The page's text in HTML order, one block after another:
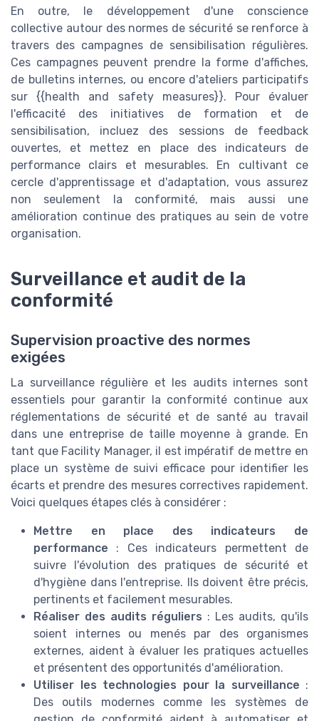
En outre, le développement d'une conscience
collective autour des normes de sécurité se renforce à
travers des campagnes de sensibilisation régulières.
Ces campagnes peuvent prendre la forme d'affiches,
de bulletins internes, ou encore d'ateliers participatifs
sur {{health and safety measures}}. Pour évaluer
l'efficacité des initiatives de formation et de
sensibilisation, incluez des sessions de feedback
ouvertes, et mettez en place des indicateurs de
performance clairs et mesurables. En cultivant ce
cercle d'apprentissage et d'adaptation, vous assurez
non seulement la conformité, mais aussi une
amélioration continue des pratiques au sein de votre
organisation.
Surveillance et audit de la
conformité
Supervision proactive des normes
exigées
La surveillance régulière et les audits internes sont
essentiels pour garantir la conformité continue aux
réglementations de sécurité et de santé au travail
dans une entreprise de taille moyenne à grande. En
tant que Facility Manager, il est impératif de mettre en
place un système de suivi efficace pour identifier les
écarts et prendre des mesures correctives rapidement.
Voici quelques étapes clés à considérer :
Mettre en place des indicateurs de
performance : Ces indicateurs permettent de
suivre l'évolution des pratiques de sécurité et
d'hygiène dans l'entreprise. Ils doivent être précis,
pertinents et facilement mesurables.
Réaliser des audits réguliers : Les audits, qu'ils
soient internes ou menés par des organismes
externes, aident à évaluer les pratiques actuelles
et présentent des opportunités d'amélioration.
Utiliser les technologies pour la surveillance :
Des outils modernes comme les systèmes de